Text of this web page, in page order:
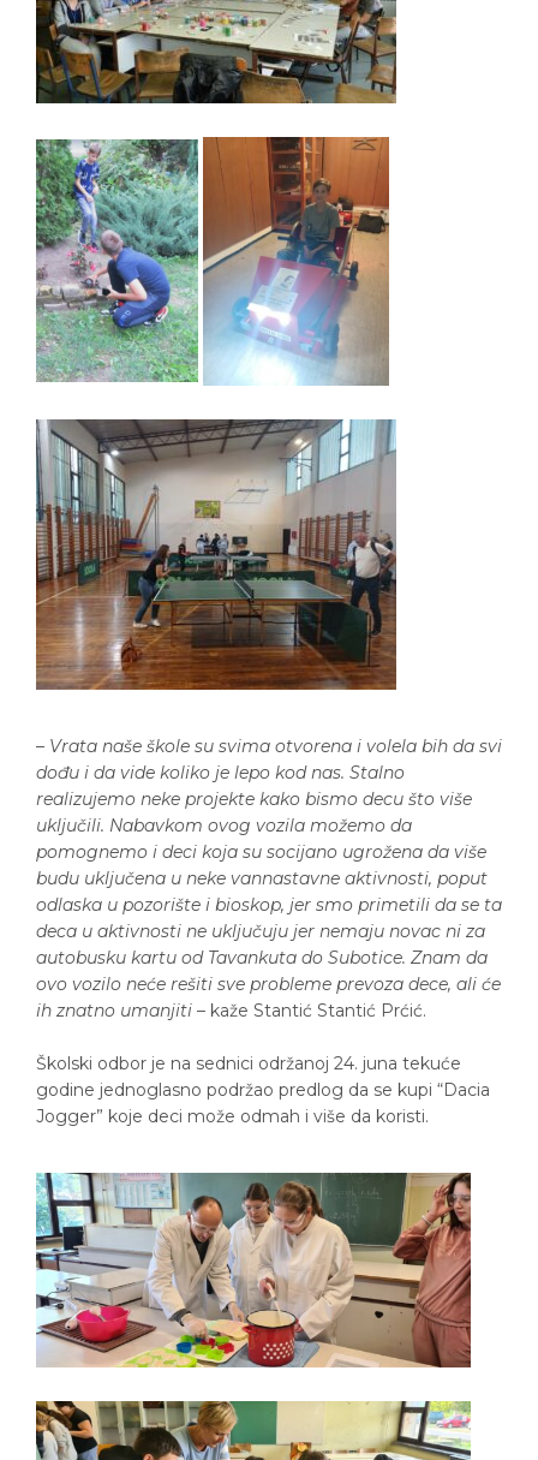
– Vrata naše škole su svima otvorena i volela bih da svi
dođu i da vide koliko je lepo kod nas. Stalno
realizujemo neke projekte kako bismo decu što više
uključili. Nabavkom ovog vozila možemo da
pomognemo i deci koja su socijano ugrožena da više
budu uključena u neke vannastavne aktivnosti, poput
odlaska u pozorište i bioskop, jer smo primetili da se ta
deca u aktivnosti ne uključuju jer nemaju novac ni za
autobusku kartu od Tavankuta do Subotice. Znam da
ovo vozilo neće rešiti sve probleme prevoza dece, ali će
ih znatno umanjiti – kaže Stantić Stantić Prćić.
Školski odbor je na sednici održanoj 24. juna tekuće
godine jednoglasno podržao predlog da se kupi “Dacia
Jogger” koje deci može odmah i više da koristi.